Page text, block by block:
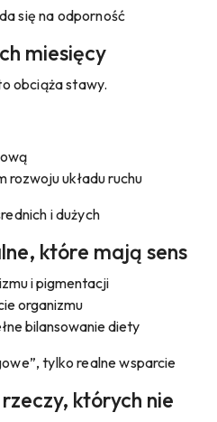
się na odporność
miesięcy
obciąża stawy.
rozwoju układu ruchu
i dużych
które mają sens
i pigmentacji
organizmu
bilansowanie diety
tylko realne wsparcie
których nie